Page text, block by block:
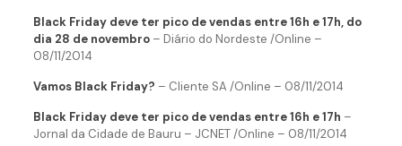
Black Friday deve ter pico de vendas entre 16h e 17h, do
dia 28 de novembro– Diário do Nordeste /Online –
08/11/2014
Vamos Black Friday? – Cliente SA /Online – 08/11/2014
Black Friday deve ter pico de vendas entre 16h e 17h –
Jornal da Cidade de Bauru – JCNET /Online – 08/11/2014